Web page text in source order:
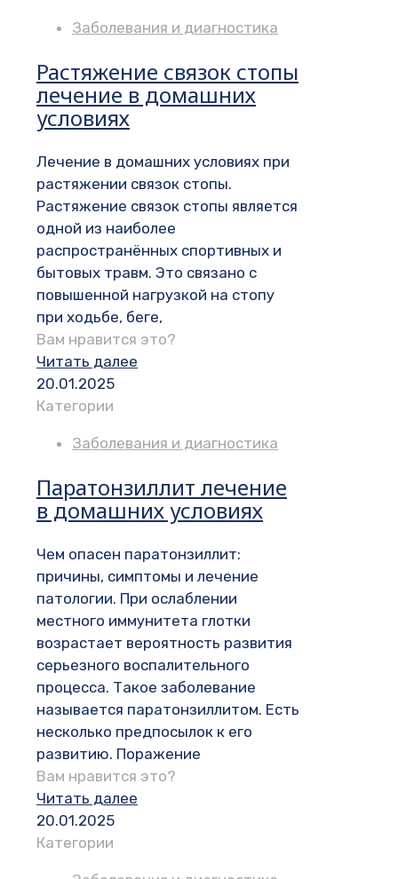
Заболевания и диагностика
Растяжение связок стопы
лечение в домашних
условиях
Лечение в домашних условиях при
растяжении связок стопы.
Растяжение связок стопы является
одной из наиболее
распространённых спортивных и
бытовых травм. Это связано с
повышенной нагрузкой на стопу
при ходьбе, беге,
Вам нравится это?
Читать далее
20.01.2025
Категории
Заболевания и диагностика
Паратонзиллит лечение
в домашних условиях
Чем опасен паратонзиллит:
причины, симптомы и лечение
патологии. При ослаблении
местного иммунитета глотки
возрастает вероятность развития
серьезного воспалительного
процесса. Такое заболевание
называется паратонзиллитом. Есть
несколько предпосылок к его
развитию. Поражение
Вам нравится это?
Читать далее
20.01.2025
Категории